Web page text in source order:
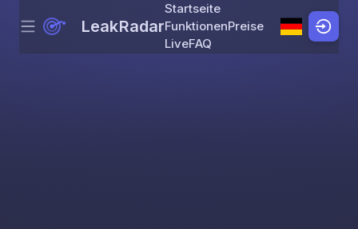
Skip to content
Menu LeakRadar
Startseite
FunktionenPreise
LiveFAQ